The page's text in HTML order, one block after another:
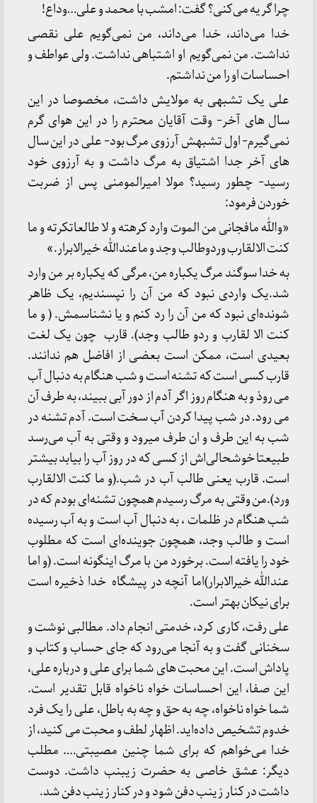
چرا گریه می‌کنی؟ گفت: امشب با محمد و علی…وداع!
خدا می‌داند، خدا می‌داند، من نمی‌گویم علی نقصی
نداشت. من نمی‌گویم او اشتباهی نداشت. ولی عواطف و
احساسات او را من نداشتم.
علی یک تشبهی به مولایش داشت، مخصوصا در این
سال های آخر- وقت آقایان محترم را در این هوای گرم
نمی‌گیرم- اول تشبهش آرزوی مرگ بود- علی در این سال
های آخر جدا اشتیاق به مرگ داشت و به آرزوی خود
رسید- چطور رسید؟ مولا امیرالمومنی پس از ضربت
خوردن فرمود:
«والله مافجانی من الموت وارد کرهته و لا طالعاتکرته و ما
کنت الالقارب وردوطالب وجد و ماعندالله خیرالابرار.»
به خدا سوگند مرگ یکباره من، مرگی که یکباره بر من وارد
شد.یک واردی نبود که من آن را نپسندیم، یک ظاهر
شونده‌ای نبود که من آن را رد کنم و یا نشناسمش. ( و ما
کنت الا لقارب و ردو طالب وجد). قارب چون یک لغت
بعیدی است، ممکن است بعضی از افاضل هم ندانند.
قارب کسی است که تشنه است و شب هنگام به دنبال آب
می روذ و به هنگام روز اگر آدم از دور آبی ببیند، به طرف آن
می رود. در شب پیدا کردن آب سخت است. آدم تشنه در
شب به این طرف و ان طرف میرود و وقتی به آب می‌رسد
طبیعتا خوشحالی‌اش از کسی که در روز آب را بیابد بیشتر
است. قارب یعنی طالب آب در شب.(و ما کنت الالقارب
ورد).من وقتی به مرگ رسیدم همچون تشنه‌ای بودم که در
شب هنگام در ظلمات ، به دنبال آب است و به آب رسیده
است و طالب وجد، همچون جوینده‌ای است که مطلوب
خود را یافته است. برخورد من با مرگ اینگونه است. (و اما
عندالله خیرالابرار)اما آنچه در پیشگاه خدا ذخیره است
برای نیکان بهتر است.
علی رفت، کاری کرد، خدمتی انجام داد. مطالبی نوشت و
سخنانی گفت و به آنجا می‌رود که جای حساب و کتاب و
پاداش است. این محبت های شما برای علی و درباره علی،
این صفا، این احساسات خواه ناخواه قابل تقدیر است.
شما خواه ناخواه، چه به حق و چه به باطل، علی را یک فرد
خدوم تشخیص داده‌اید. اظهار لطف و محبت می ‌کنید، از
خدا می‌خواهم که برای شما چنین مصیبتی…. مطلب
دیگر: عشق خاصی به حضرت زیبنب داشت. دوست
داشت در کنار زینب دفن شود و در کنار زینب دفن شد.